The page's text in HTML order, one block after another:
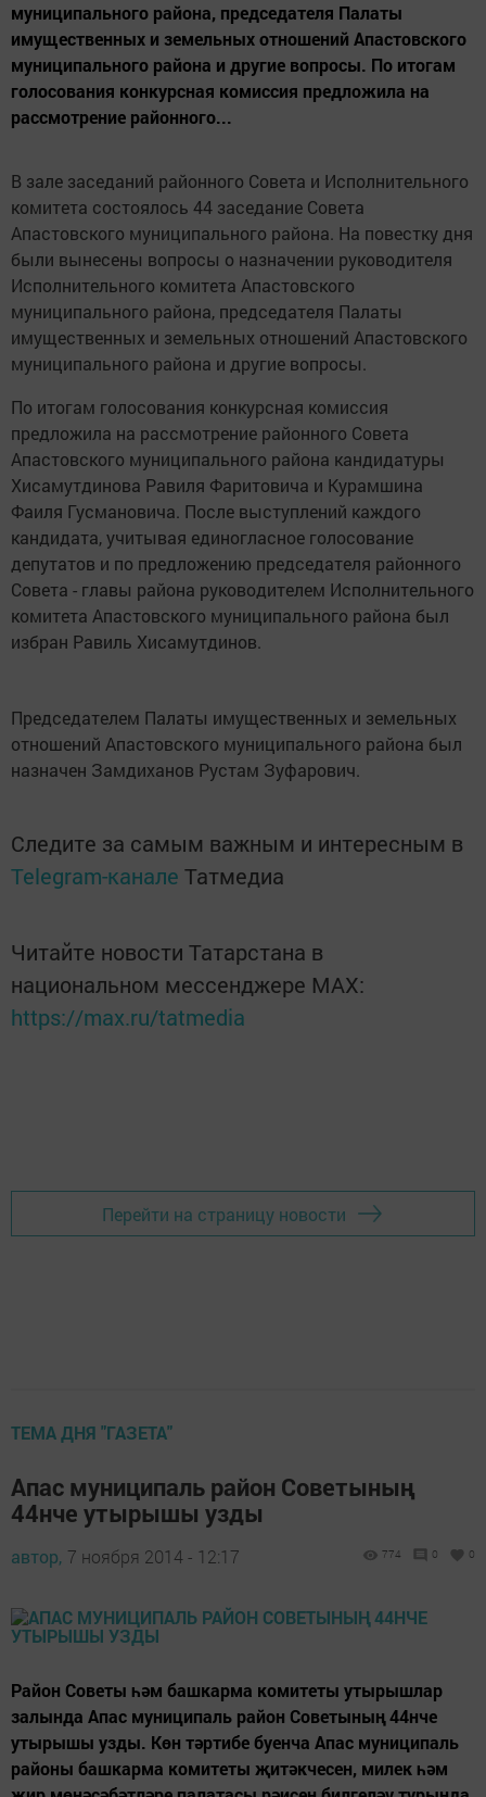
муниципального района, председателя Палаты
имущественных и земельных отношений Апастовского
муниципального района и другие вопросы. По итогам
голосования конкурсная комиссия предложила на
рассмотрение районного...
В зале заседаний районного Совета и Исполнительного
комитета состоялось 44 заседание Совета
Апастовского муниципального района. На повестку дня
были вынесены вопросы о назначении руководителя
Исполнительного комитета Апастовского
муниципального района, председателя Палаты
имущественных и земельных отношений Апастовского
муниципального района и другие вопросы.
По итогам голосования конкурсная комиссия
предложила на рассмотрение районного Совета
Апастовского муниципального района кандидатуры
Хисамутдинова Равиля Фаритовича и Курамшина
Фаиля Гусмановича. После выступлений каждого
кандидата, учитывая единогласное голосование
депутатов и по предложению председателя районного
Совета - главы района руководителем Исполнительного
комитета Апастовского муниципального района был
избран Равиль Хисамутдинов.
Председателем Палаты имущественных и земельных
отношений Апастовского муниципального района был
назначен Замдиханов Рустам Зуфарович.
Следите за самым важным и интересным в
Telegram-канале Татмедиа
Читайте новости Татарстана в
национальном мессенджере MАХ:
https://max.ru/tatmedia
Перейти на страницу новости
ТЕМА ДНЯ "ГАЗЕТА"
Апас муниципаль район Советының
44нче утырышы узды
автор, 7 ноября 2014 - 12:17 774 0 0
Район Советы һәм башкарма комитеты утырышлар
залында Апас муниципаль район Советының 44нче
утырышы узды. Көн тәртибе буенча Апас муниципаль
районы башкарма комитеты җитәкчесен, милек һәм